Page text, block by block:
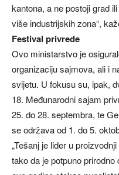
kantona, a ne postoji grad
više industrijskih zona“,
Festival privrede
Ovo ministarstvo je
organizaciju sajmova, ali i
svijetu. U fokusu su, ipak,
18. Međunarodni sajam
25. do 28. septembra, te
se održava od 1. do 5.
„Tešanj je lider u
tako da je potpuno